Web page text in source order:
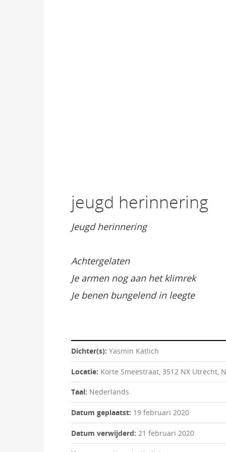
jeugd herinnering
Jeugd herinnering
Achtergelaten
Je armen nog aan het klimrek
Je benen bungelend in leegte
Dichter(s): Yasmin Katlich
Locatie: Korte Smeestraat, 3512 NX Utrecht,
Taal: Nederlands
Datum geplaatst: 19 februari 2020
Datum verwijderd: 21 februari 2020